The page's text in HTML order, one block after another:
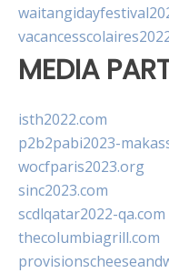
MEDIA
isth2022.com
p2b2pabi2023-
wocfparis2023.org
sinc2023.com
scdlqatar2022-qa.com
thecolumbiagrill.com